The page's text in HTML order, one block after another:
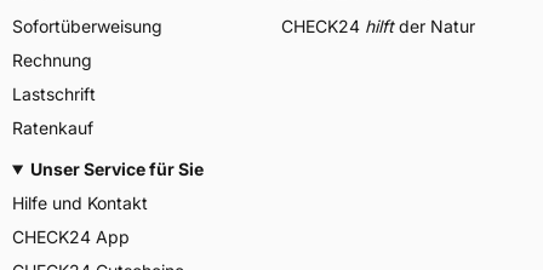
Sofortüberweisung
Rechnung
Lastschrift
Ratenkauf
CHECK24 hilftder Natur
Unser Service für Sie
Hilfe und Kontakt
CHECK24 App